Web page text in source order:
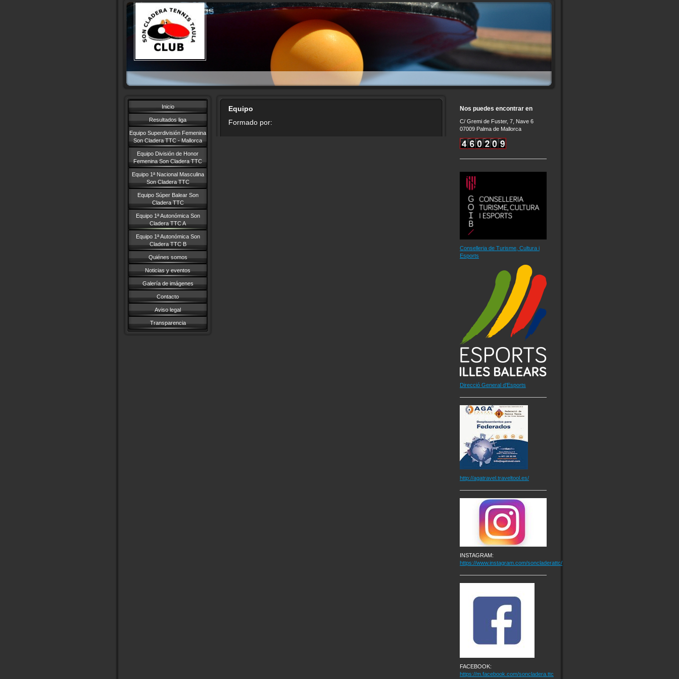
Inicio
Resultados liga
Equipo Superdivisión Femenina
Son Cladera TTC - Mallorca
Equipo División de Honor
Femenina Son Cladera TTC
Equipo 1ª Nacional Masculina
Son Cladera TTC
Equipo Súper Balear Son
Cladera TTC
Equipo 1ª Autonómica Son
Cladera TTC A
Equipo 1ª Autonómica Son
Cladera TTC B
Quiénes somos
Noticias y eventos
Galería de imágenes
Contacto
Aviso legal
Transparencia
Equipo
Formado por:
Nos puedes encontrar en
C/ Gremi de Fuster, 7, Nave 6
07009 Palma de Mallorca
Conselleria de Turisme, Cultura i
Esports
Direcció General d'Esports
http://agatravel.traveltool.es/
INSTAGRAM:
https://www.instagram.com/soncladerattc/
FACEBOOK:
https://m.facebook.com/soncladera.ttc